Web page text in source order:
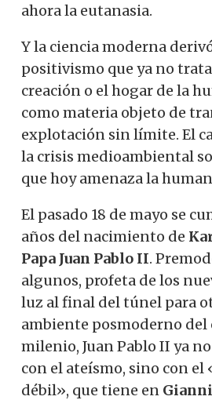
ahora la eutanasia.
Y la ciencia moderna
positivismo que ya no
creación o el hogar de la
como materia objeto de
explotación sin límite. El
la crisis medioambiental
que hoy amenaza la
El pasado 18 de mayo se
años del nacimiento de
Papa Juan Pablo II.
algunos, profeta de los
luz al final del túnel para
ambiente posmoderno del
milenio, Juan Pablo II ya
con el ateísmo, sino con
débil», que tiene en